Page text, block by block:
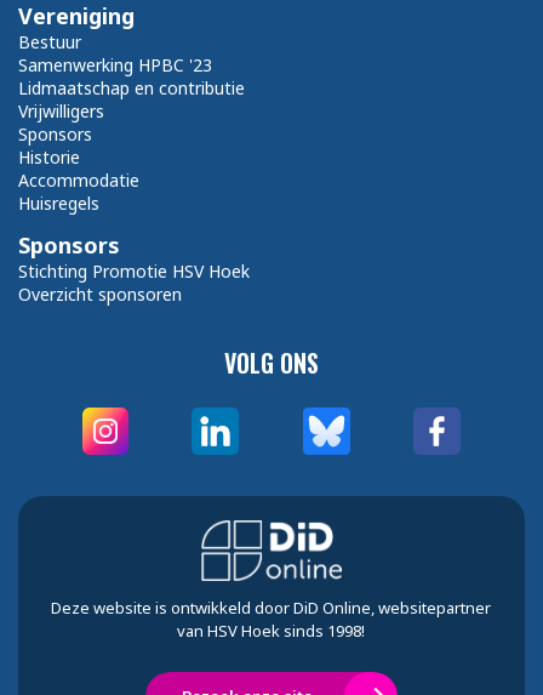
VOLG ONS
Vereniging
Bestuur
Samenwerking HPBC '23
Lidmaatschap en contributie
Vrijwilligers
Sponsors
Historie
Accommodatie
Huisregels
Sponsors
Stichting Promotie HSV Hoek
Overzicht sponsoren
Deze website is ontwikkeld door DiD Online, websitepartner
van HSV Hoek sinds 1998!